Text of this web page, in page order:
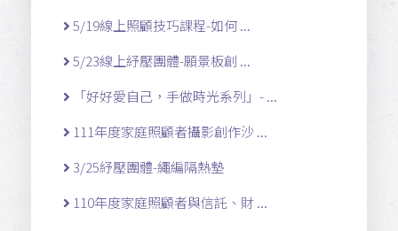
5/19線上照顧技巧課程-如何 ...
5/23線上紓壓團體-願景板創 ...
「好好愛自己，手做時光系列」- ...
111年度家庭照顧者攝影創作沙 ...
3/25紓壓團體-繩編隔熱墊
110年度家庭照顧者與信託、財 ...